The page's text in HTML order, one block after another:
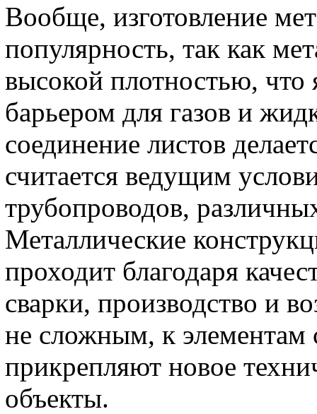
Вообще, изготовление
популярность, так как
высокой плотностью,
барьером для газов и
соединение листов
считается ведущим
трубопроводов,
Металлические
проходит благодаря
сварки, производство и
не сложным, к элементам
прикрепляют новое
объекты.